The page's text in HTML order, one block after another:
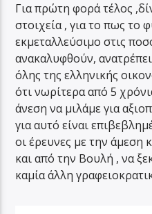
Για πρώτη φορά τέλος
στοιχεία , για το πως το
εκμεταλλεύσιμο στις
ανακαλυφθούν,
όλης της ελληνικής
ότι νωρίτερα από 5
άνεση να μιλάμε για
για αυτό είναι
οι έρευνες με την
και από την Βουλή , να
καμία άλλη